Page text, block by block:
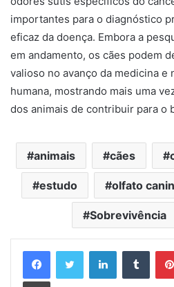
importantes para o diagnóstico
eficaz da doença. Embora a
em andamento, os cães podem
valioso no avanço da medicina e
humana, mostrando mais uma
dos animais de contribuir para o
animais cães
estudo olfato
Sobrevivência